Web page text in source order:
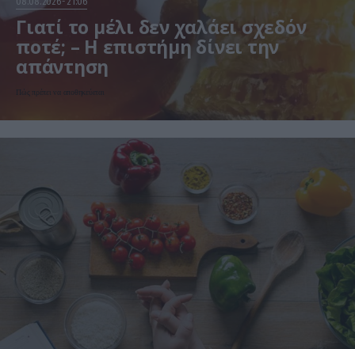
Γιατί το μέλι δεν χαλάει σχεδόν
ποτέ; – Η επιστήμη δίνει την
απάντηση
Πώς πρέπει να αποθηκεύεται